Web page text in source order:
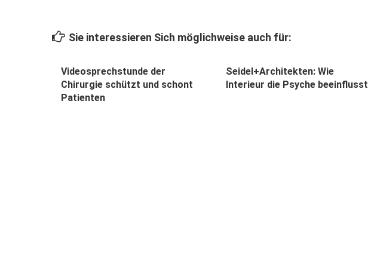
Sie interessieren Sich möglichweise auch für:
Videosprechstunde der
Chirurgie schützt und schont
Patienten
Seidel+Architekten: Wie
Interieur die Psyche beeinflusst